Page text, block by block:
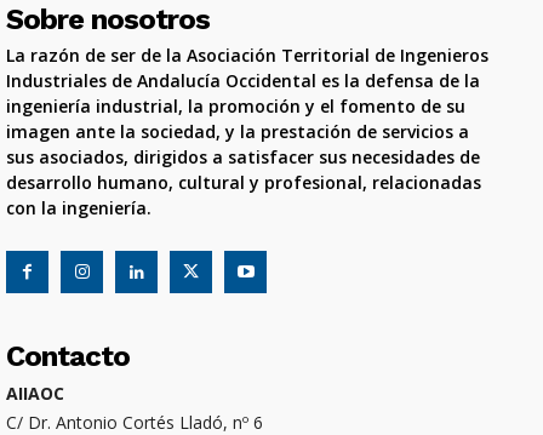
Sobre nosotros
La razón de ser de la Asociación Territorial de Ingenieros
Industriales de Andalucía Occidental es la defensa de la
ingeniería industrial, la promoción y el fomento de su
imagen ante la sociedad, y la prestación de servicios a
sus asociados, dirigidos a satisfacer sus necesidades de
desarrollo humano, cultural y profesional, relacionadas
con la ingeniería.
Contacto
AIIAOC
C/ Dr. Antonio Cortés Lladó, nº 6